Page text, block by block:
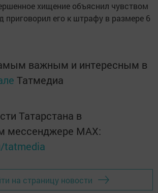
хищение объяснил чувством
приговорил его к штрафу в размере 6
важным и интересным в
Татмедиа
Татарстана в
мессенджере MАХ:
tatmedia
на страницу новости